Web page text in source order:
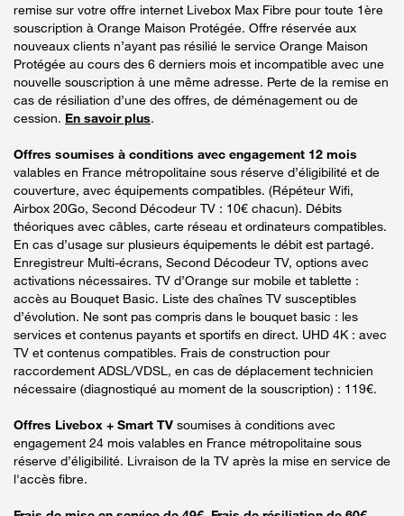
remise sur votre offre internet Livebox Max Fibre pour toute 1ère
souscription à Orange Maison Protégée. Offre réservée aux
nouveaux clients n’ayant pas résilié le service Orange Maison
Protégée au cours des 6 derniers mois et incompatible avec une
nouvelle souscription à une même adresse. Perte de la remise en
cas de résiliation d’une des offres, de déménagement ou de
cession. En savoir plus.
Offres soumises à conditions avec engagement 12 mois
valables en France métropolitaine sous réserve d’éligibilité et de
couverture, avec équipements compatibles. (Répéteur Wifi,
Airbox 20Go, Second Décodeur TV : 10€ chacun). Débits
théoriques avec câbles, carte réseau et ordinateurs compatibles.
En cas d’usage sur plusieurs équipements le débit est partagé.
Enregistreur Multi-écrans, Second Décodeur TV, options avec
activations nécessaires. TV d’Orange sur mobile et tablette :
accès au Bouquet Basic. Liste des chaînes TV susceptibles
d’évolution. Ne sont pas compris dans le bouquet basic : les
services et contenus payants et sportifs en direct. UHD 4K : avec
TV et contenus compatibles. Frais de construction pour
raccordement ADSL/VDSL, en cas de déplacement technicien
nécessaire (diagnostiqué au moment de la souscription) : 119€.
Offres Livebox + Smart TV soumises à conditions avec
engagement 24 mois valables en France métropolitaine sous
réserve d’éligibilité. Livraison de la TV après la mise en service de
l'accès fibre.